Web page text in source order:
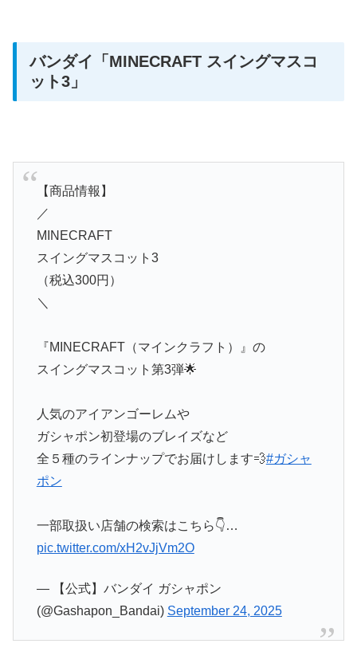
バンダイ 「MINECRAFT スイングマスコ
ット3」
【商品情報】
／
MINECRAFT
スイングマスコット3
（税込300円）
＼
『MINECRAFT（マインクラフト）』の
スイングマスコット第3弾🌟
人気のアイアンゴーレムや
ガシャポン初登場のブレイズなど
全５種のラインナップでお届けします💨#ガシャ
ポン
一部取扱い店舗の検索はこちら👇…
pic.twitter.com/xH2vJjVm2O
— 【公式】バンダイ ガシャポン
(@Gashapon_Bandai) September 24, 2025